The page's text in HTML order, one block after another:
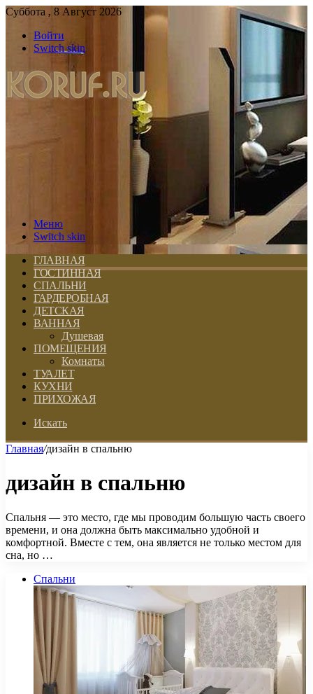
Суббота , 8 Август 2026
Войти
Switch skin
Меню
Switch skin
ГЛАВНАЯ
ГОСТИННАЯ
СПАЛЬНИ
ГАРДЕРОБНАЯ
ДЕТСКАЯ
ВАННАЯ
Душевая
ПОМЕЩЕНИЯ
Комнаты
ТУАЛЕТ
КУХНИ
ПРИХОЖАЯ
Искать
Главная/дизайн в спальню
дизайн в спальню
Спальня — это место, где мы проводим большую часть своего
времени, и она должна быть максимально удобной и
комфортной. Вместе с тем, она является не только местом для
сна, но …
Спальни